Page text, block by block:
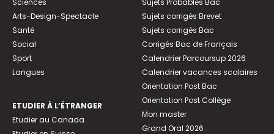
Sciences
Arts-Design-Spectacle
Santé
Social
Sport
Langues
ETUDIER À L’ÉTRANGER
Etudier au Canada
Sujets Probables Bac
Sujets corrigés Brevet
Sujets corrigés Bac
Corrigés Bac de Français
Calendrier Parcoursup 2026
Calendrier vacances scolaires
Orientation Post Bac
Orientation Post Collège
Mon master
Grand Oral 2026